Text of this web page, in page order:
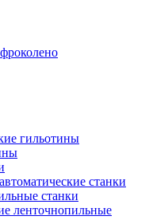
гильотины
станки
станки
ленточнопильные